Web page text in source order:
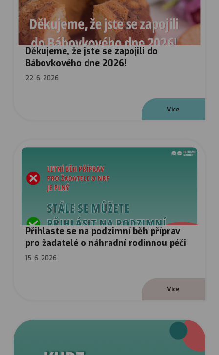
Děkujeme, že jste se zapojili do
Bábovkového dne 2026!
22. 6. 2026
Více
Přihlaste se na podzimní běh příprav
pro žadatelé o náhradní rodinnou péči
15. 6. 2026
Více